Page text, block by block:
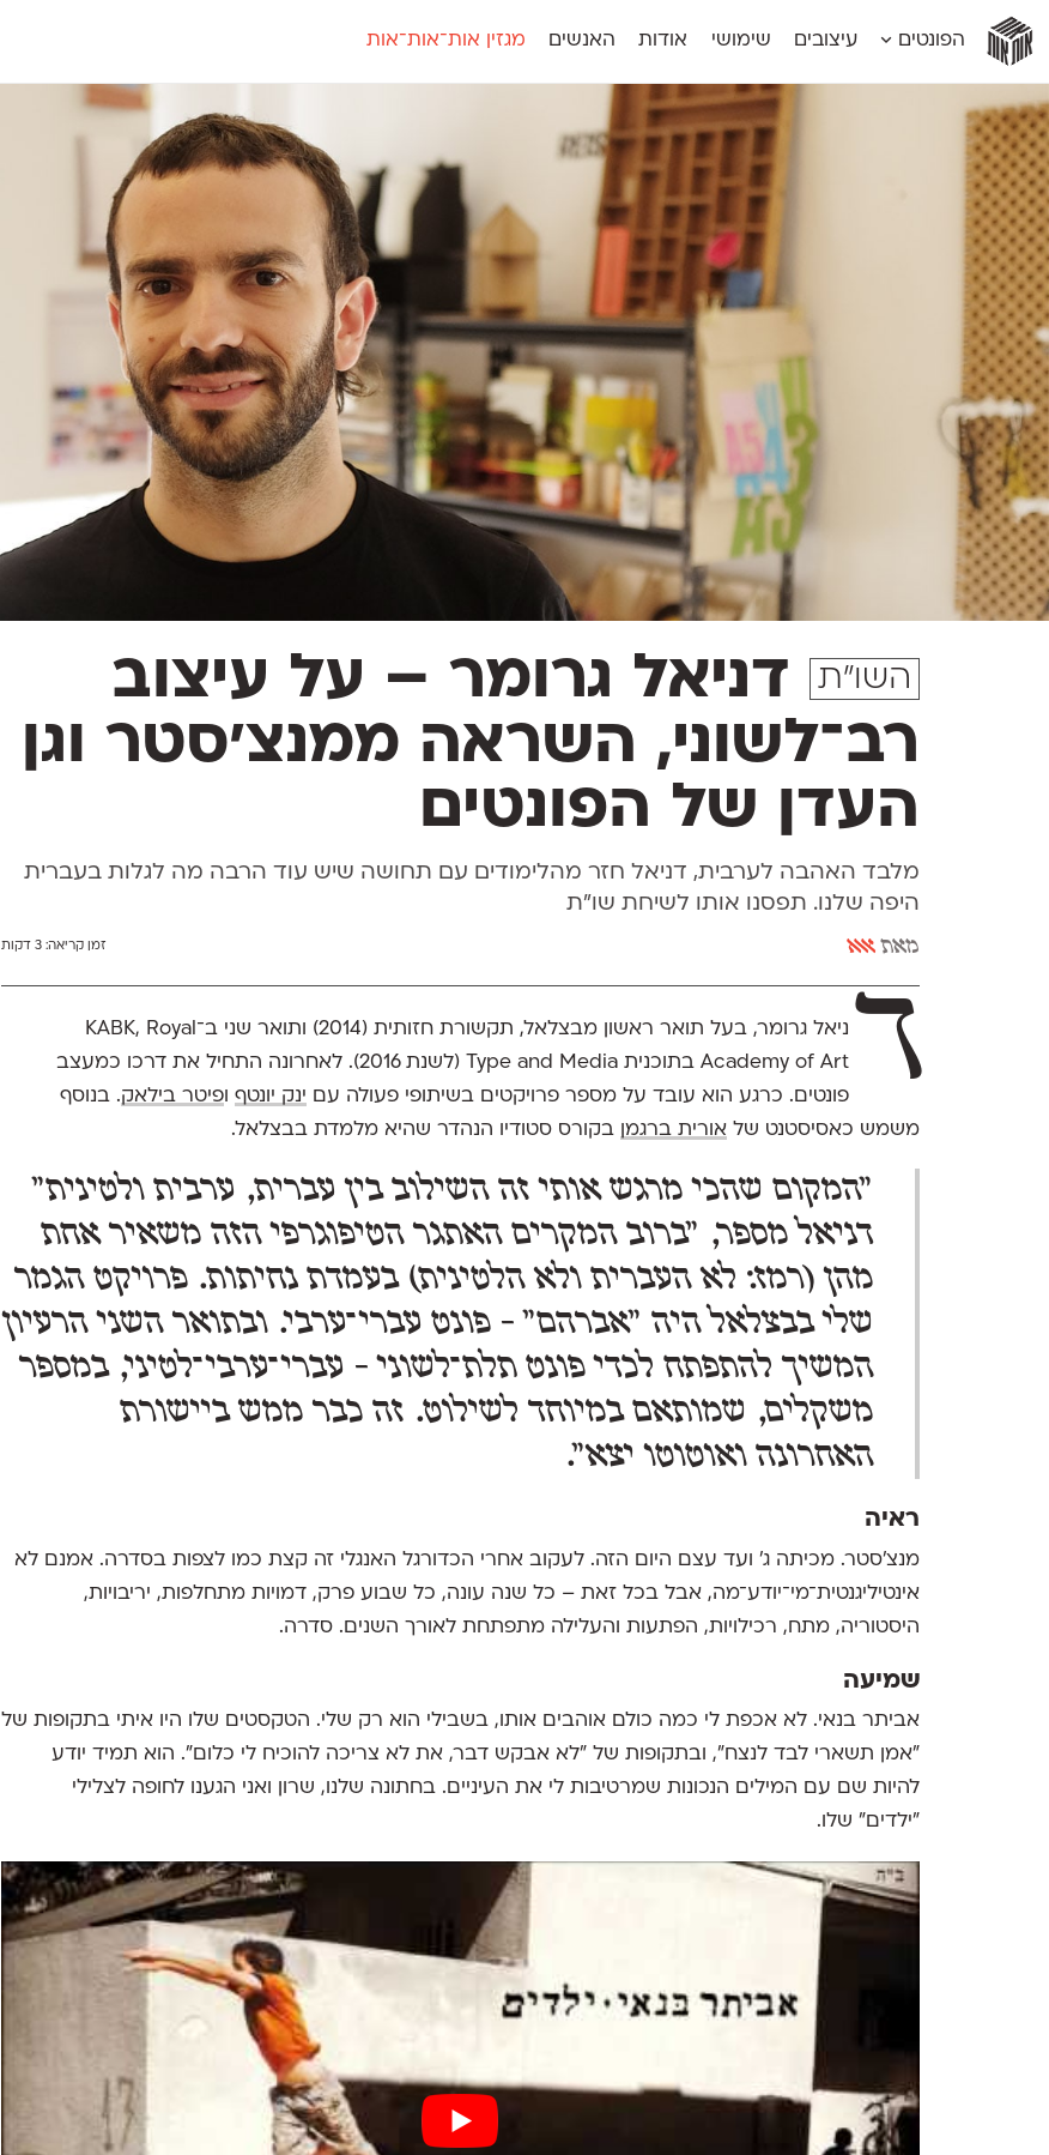
אותאות
אותאות
אות
אות
הפונטים עיצובים שימושי אודות האנשים מגזין אות־אות־אות
אמביוולנטי קומפרסט
אמביוולנטי רחב
אנומליה
אסימון דו־לשוני
אפק
גלוריה
חדש
מכמורת
מכמורת מעוגל
פלוני צר
פעמון
פריימריז
פרנק־רי
פרנק־רי צר
חדש
קדם סנס
קדם סריף
קרוואן
השו״ת
דניאל גרומר – על עיצוב
רב־לשוני, השראה ממנצ'סטר וגן
העדן של הפונטים
מלבד האהבה לערבית, דניאל חזר מהלימודים עם תחושה שיש עוד הרבה מה לגלות בעברית
היפה שלנו. תפסנו אותו לשיחת שו"ת
מאת אאא זמן קריאה:3 דקות
ד
ניאל גרומר, בעל תואר ראשון מבצלאל, תקשורת חזותית (2014) ותואר שני ב־KABK, Royal
Academy of Art בתוכנית Type and Media (לשנת 2016). לאחרונה התחיל את דרכו כמעצב
פונטים. כרגע הוא עובד על מספר פרויקטים בשיתופי פעולה עם ינק יונטףופיטר בילאק. בנוסף
משמש כאסיסטנט של אורית ברגמן בקורס סטודיו הנהדר שהיא מלמדת בבצלאל.
"המקום שהכי מרגש אותי זה השילוב בין עברית, ערבית ולטינית"
דניאל מספר, "ברוב המקרים האתגר הטיפוגרפי הזה משאיר אחת
מהן (רמז: לא העברית ולא הלטינית) בעמדת נחיתות. פרויקט הגמר
שלי בבצלאל היה "אברהם" - פונט עברי־ערבי. ובתואר השני הרעיון
המשיך להתפתח לכדי פונט תלת־לשוני - עברי־ערבי־לטיני, במספר
משקלים, שמותאם במיוחד לשילוט. זה כבר ממש ביישורת
האחרונה ואוטוטו יצא".
ראיה
מנצ'סטר. מכיתה ג' ועד עצם היום הזה. לעקוב אחרי הכדורגל האנגלי זה קצת כמו לצפות בסדרה. אמנם לא
אינטיליגנטית־מי־יודע־מה, אבל בכל זאת – כל שנה עונה, כל שבוע פרק, דמויות מתחלפות, יריבויות,
היסטוריה, מתח, רכילויות, הפתעות והעלילה מתפתחת לאורך השנים. סדרה.
שמיעה
אביתר בנאי. לא אכפת לי כמה כולם אוהבים אותו, בשבילי הוא רק שלי. הטקסטים שלו היו איתי בתקופות של
"אמן תשארי לבד לנצח", ובתקופות של "לא אבקש דבר, את לא צריכה להוכיח לי כלום". הוא תמיד יודע
להיות שם עם המילים הנכונות שמרטיבות לי את העיניים. בחתונה שלנו, שרון ואני הגענו לחופה לצלילי
"ילדים" שלו.